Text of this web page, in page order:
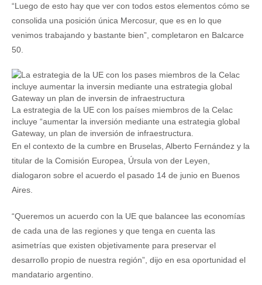
“Luego de esto hay que ver con todos estos elementos cómo se
consolida una posición única Mercosur, que es en lo que
venimos trabajando y bastante bien”, completaron en Balcarce
50.
La estrategia de la UE con los países miembros de la Celac
incluye “aumentar la inversión mediante una estrategia global
Gateway, un plan de inversión de infraestructura.
En el contexto de la cumbre en Bruselas, Alberto Fernández y la
titular de la Comisión Europea, Úrsula von der Leyen,
dialogaron sobre el acuerdo el pasado 14 de junio en Buenos
Aires.
“Queremos un acuerdo con la UE que balancee las economías
de cada una de las regiones y que tenga en cuenta las
asimetrías que existen objetivamente para preservar el
desarrollo propio de nuestra región”, dijo en esa oportunidad el
mandatario argentino.